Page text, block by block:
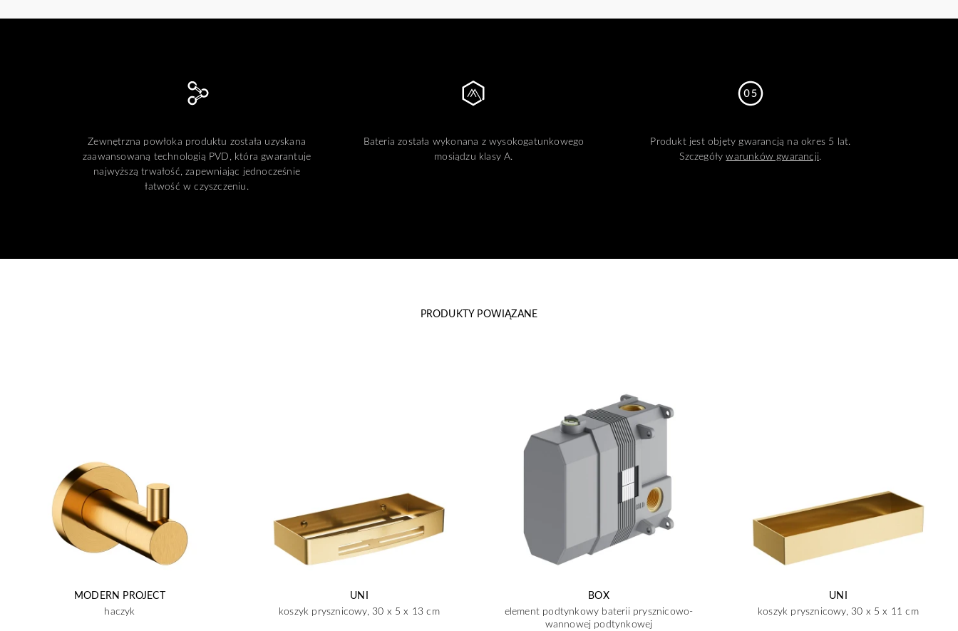
Zewnętrzna powłoka produktu została uzyskana
zaawansowaną technologią PVD, która gwarantuje
najwyższą trwałość, zapewniając jednocześnie
łatwość w czyszczeniu.
Bateria została wykonana z wysokogatunkowego
mosiądzu klasy A.
Produkt jest objęty gwarancją na okres 5 lat.
Szczegóływarunków gwarancji.
PRODUKTY POWIĄZANE
MODERN PROJECT
haczyk
UNI
koszyk prysznicowy, 30 x 5 x 13 cm
BOX
element podtynkowy baterii prysznicowo-
wannowej podtynkowej
UNI
koszyk prysznicowy, 30 x 5 x 11 cm